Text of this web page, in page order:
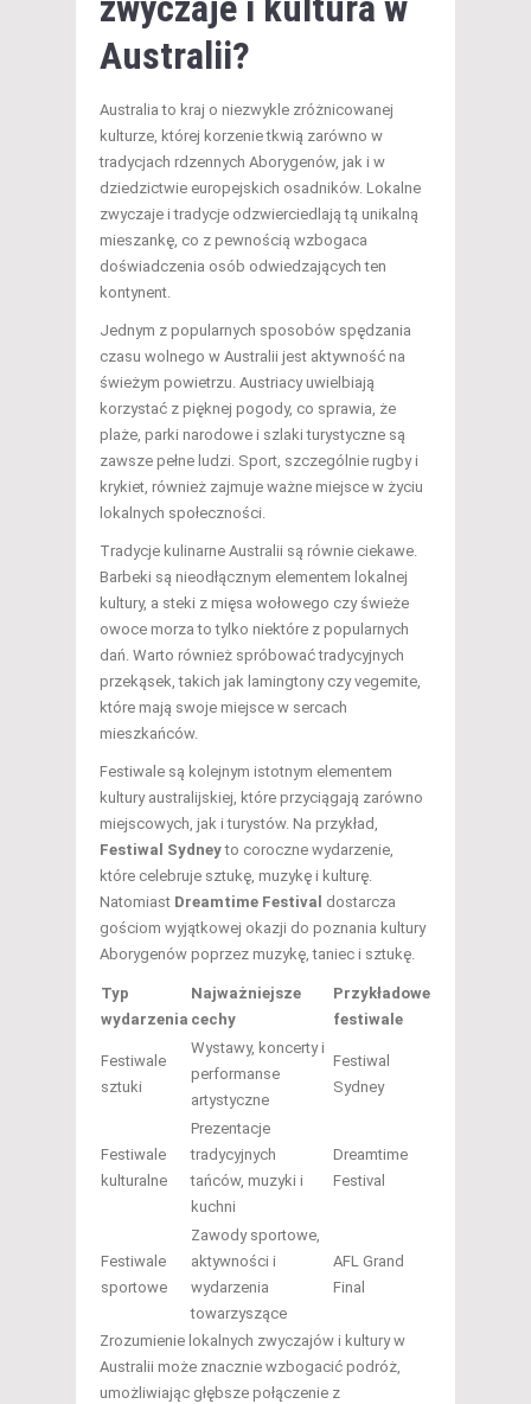
Australii?
Australia to kraj o niezwykle zróżnicowanej
kulturze, której korzenie tkwią zarówno w
tradycjach rdzennych Aborygenów, jak i w
dziedzictwie europejskich osadników. Lokalne
zwyczaje i tradycje odzwierciedlają tą unikalną
mieszankę, co z pewnością wzbogaca
doświadczenia osób odwiedzających ten
kontynent.
Jednym z popularnych sposobów spędzania
czasu wolnego w Australii jest aktywność na
świeżym powietrzu. Austriacy uwielbiają
korzystać z pięknej pogody, co sprawia, że
plaże, parki narodowe i szlaki turystyczne są
zawsze pełne ludzi. Sport, szczególnie rugby i
krykiet, również zajmuje ważne miejsce w życiu
lokalnych społeczności.
Tradycje kulinarne Australii są równie ciekawe.
Barbeki są nieodłącznym elementem lokalnej
kultury, a steki z mięsa wołowego czy świeże
owoce morza to tylko niektóre z popularnych
dań. Warto również spróbować tradycyjnych
przekąsek, takich jak lamingtony czy vegemite,
które mają swoje miejsce w sercach
mieszkańców.
Festiwale są kolejnym istotnym elementem
kultury australijskiej, które przyciągają zarówno
miejscowych, jak i turystów. Na przykład,
Festiwal Sydneyto coroczne wydarzenie,
które celebruje sztukę, muzykę i kulturę.
Natomiast Dreamtime Festival dostarcza
gościom wyjątkowej okazji do poznania kultury
Aborygenów poprzez muzykę, taniec i sztukę.
Typ
wydarzenia
Najważniejsze
cechy
Przykładowe
festiwale
Festiwale
sztuki
Wystawy, koncerty i
performanse
artystyczne
Festiwal
Sydney
Festiwale
kulturalne
Prezentacje
tradycyjnych
tańców, muzyki i
kuchni
Dreamtime
Festival
Festiwale
sportowe
Zawody sportowe,
aktywności i
wydarzenia
towarzyszące
AFL Grand
Final
Zrozumienie lokalnych zwyczajów i kultury w
Australii może znacznie wzbogacić podróż,
umożliwiając głębsze połączenie z